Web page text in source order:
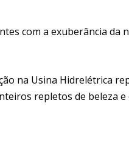
com a exuberância da
na Usina Hidrelétrica
repletos de beleza e